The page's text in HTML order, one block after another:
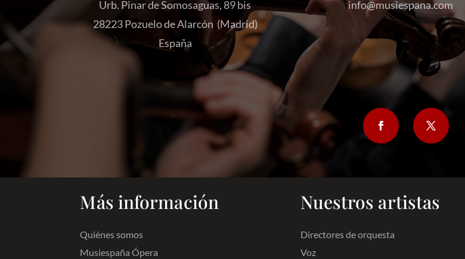
Urb. Pinar de Somosaguas, 89 bis
28223 Pozuelo de Alarcón (Madrid)
España
info@musiespana.com
Más información
Quiénes somos
Musiespaña Ópera
Nuestros artistas
Directores de orquesta
Voz